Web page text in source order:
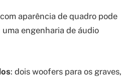
aparência de quadro pode
engenharia de áudio
: dois woofers para os graves,